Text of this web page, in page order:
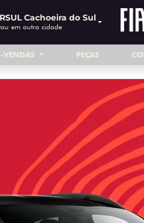
Cachoeira do Sul
em outra cidade
VENDAS PEÇAS